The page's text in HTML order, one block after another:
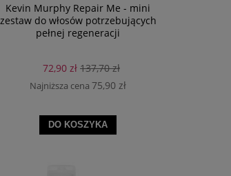
Kevin Murphy Repair Me - mini
zestaw do włosów potrzebujących
pełnej regeneracji
72,90 zł 137,70 zł
Najniższa cena 75,90 zł
DO KOSZYKA